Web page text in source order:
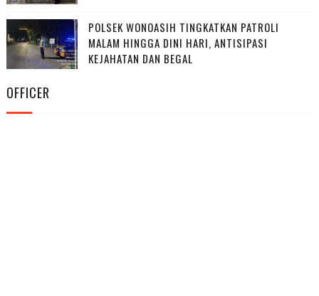
POLSEK WONOASIH TINGKATKAN PATROLI
MALAM HINGGA DINI HARI, ANTISIPASI
KEJAHATAN DAN BEGAL
OFFICER